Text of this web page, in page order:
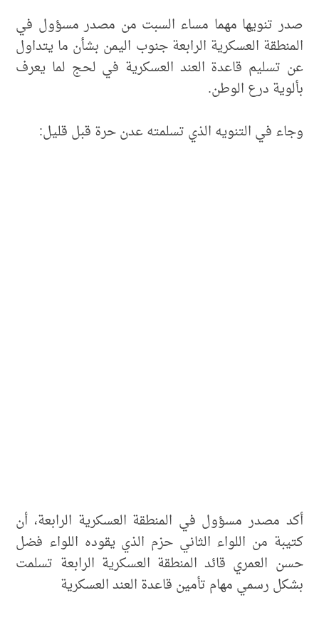
صدر تنويها مهما مساء السبت من مصدر مسؤول في
المنطقة العسكرية الرابعة جنوب اليمن بشأن ما يتداول
عن تسليم قاعدة العند العسكرية في لحج لما يعرف
بألوية درع الوطن.
وجاء في التنويه الذي تسلمته عدن حرة قبل قليل:
أكد مصدر مسؤول في المنطقة العسكرية الرابعة، أن
كتيبة من اللواء الثاني حزم الذي يقوده اللواء فضل
حسن العمري قائد المنطقة العسكرية الرابعة تسلمت
بشكل رسمي مهام تأمين قاعدة العند العسكرية